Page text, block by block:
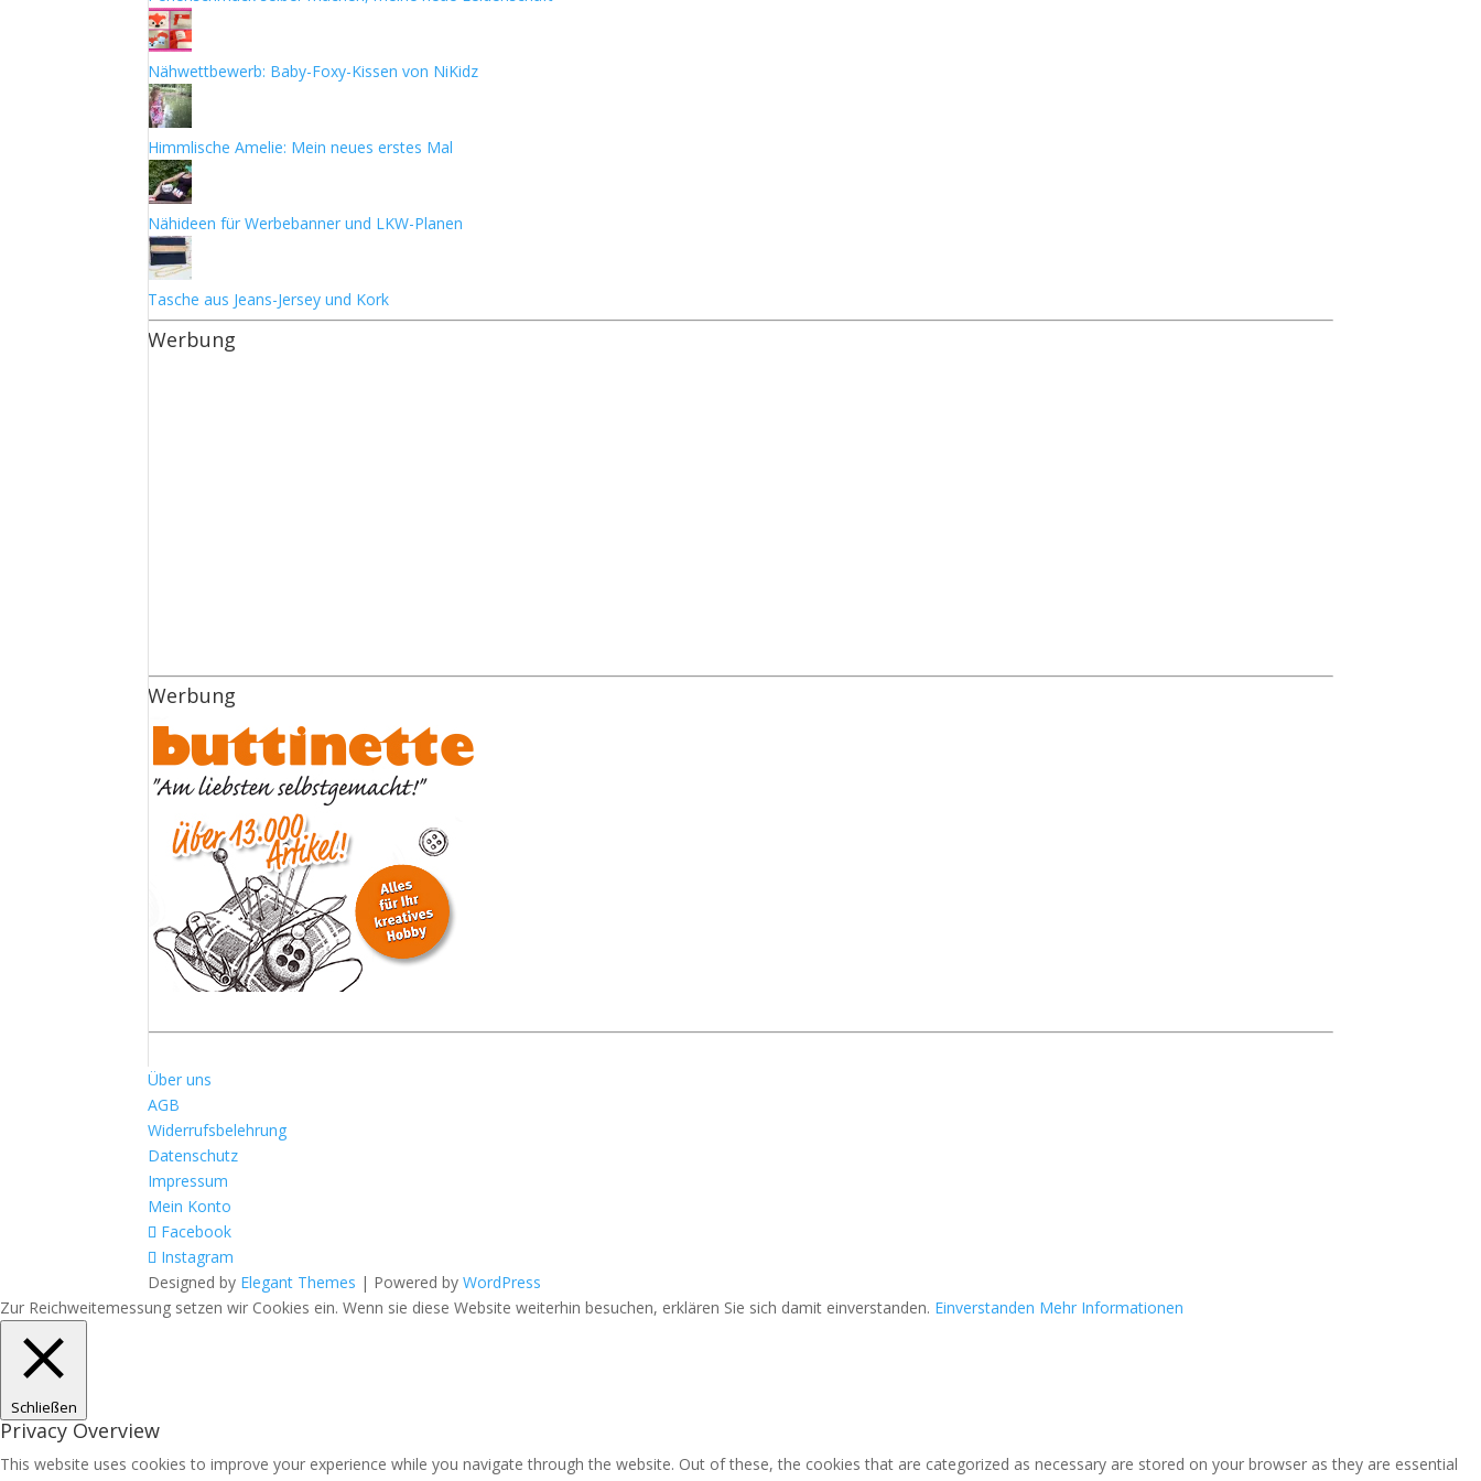
Nähwettbewerb: Baby-Foxy-Kissen von NiKidz
Himmlische Amelie: Mein neues erstes Mal
Nähideen für Werbebanner und LKW-Planen
Tasche aus Jeans-Jersey und Kork
Werbung
Werbung
Über uns
AGB
Widerrufsbelehrung
Datenschutz
Impressum
Mein Konto
Facebook
Instagram
Designed by Elegant Themes | Powered byWordPress
Zur Reichweitemessung setzen wir Cookies ein. Wenn sie diese Website weiterhin besuchen, erklären Sie sich damit einverstanden. Einverstanden Mehr Informationen
Schließen
Privacy Overview
This website uses cookies to improve your experience while you navigate through the website. Out of these, the cookies that are categorized as necessary are stored on your browser as they are essential